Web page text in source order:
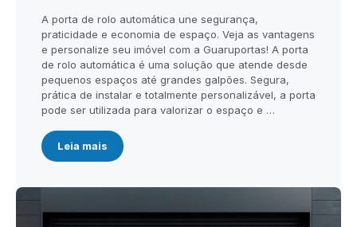
A porta de rolo automática une segurança,
praticidade e economia de espaço. Veja as vantagens
e personalize seu imóvel com a Guaruportas! A porta
de rolo automática é uma solução que atende desde
pequenos espaços até grandes galpões. Segura,
prática de instalar e totalmente personalizável, a porta
pode ser utilizada para valorizar o espaço e …
Leia mais